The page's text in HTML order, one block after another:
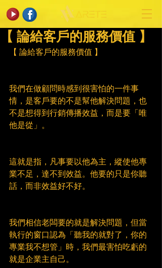
【 論給客戶的服務價值 】
【 論給客戶的服務價值 】
我們在做顧問時感到很害怕的一件事
情，是客戶要的不是幫他解決問題，也
不是想得到行銷傳播效益，而是要「唯
他是從」。
這就是指，凡事要以他為主，縱使他專
業不足，達不到效益。他要的只是你聽
話，而非效益好不好。
我們相信老闆要的就是解決問題，但當
執行的窗口認為「聽我的就對了，你的
專業我不想管」時，我們最害怕吃虧的
就是企業主自己。